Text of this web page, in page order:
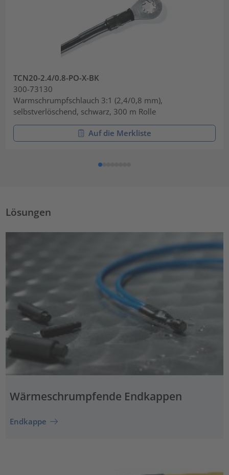
TCN20-2.4/0.8-PO-X-BK
300-73130
Warmschrumpfschlauch 3:1 (2,4/0,8 mm),
selbstverlöschend, schwarz, 300 m Rolle
Auf die Merkliste
Lösungen
Wärmeschrumpfende Endkappen
Endkappe